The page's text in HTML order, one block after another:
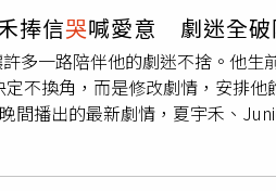
捧信哭喊愛意 劇迷全破
多一路陪伴他的劇迷不捨。他生
不換角，而是修改劇情，安排
間播出的最新劇情，夏宇禾、
論。Junior韓宜邦、游詩璟陪伴
瀚選擇離開台灣、赴美發展，只